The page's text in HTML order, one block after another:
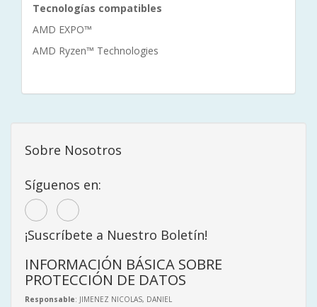
Tecnologías compatibles
AMD EXPO™
AMD Ryzen™ Technologies
Sobre Nosotros
Síguenos en:
¡Suscríbete a Nuestro Boletín!
INFORMACIÓN BÁSICA SOBRE
PROTECCIÓN DE DATOS
Responsable: JIMENEZ NICOLAS, DANIEL